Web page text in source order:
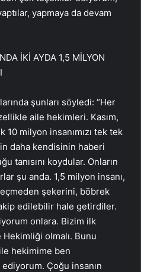
yapmaya da devam
İKİ AYDA 1,5 MİLYON
şunları söyledi: “Her
aile hekimleri. Kasım,
10 milyon insanımızı tek tek
daha kendisinin haberi
tanısını koydular. Onların
şu anda. 1,5 milyon insanı,
şekerini, böbrek
edilebilir hale getirdiler.
onlara. Bizim ilk
Hekimliği olmalı. Bunu
hekimime ben
ediyorum. Çoğu insanın